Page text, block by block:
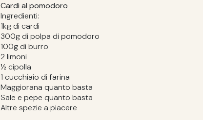
Cardi al pomodoro
Ingredienti:
1kg di cardi
300g di polpa di pomodoro
100g di burro
2 limoni
½ cipolla
1 cucchiaio di farina
Maggiorana quanto basta
Sale e pepe quanto basta
Altre spezie a piacere